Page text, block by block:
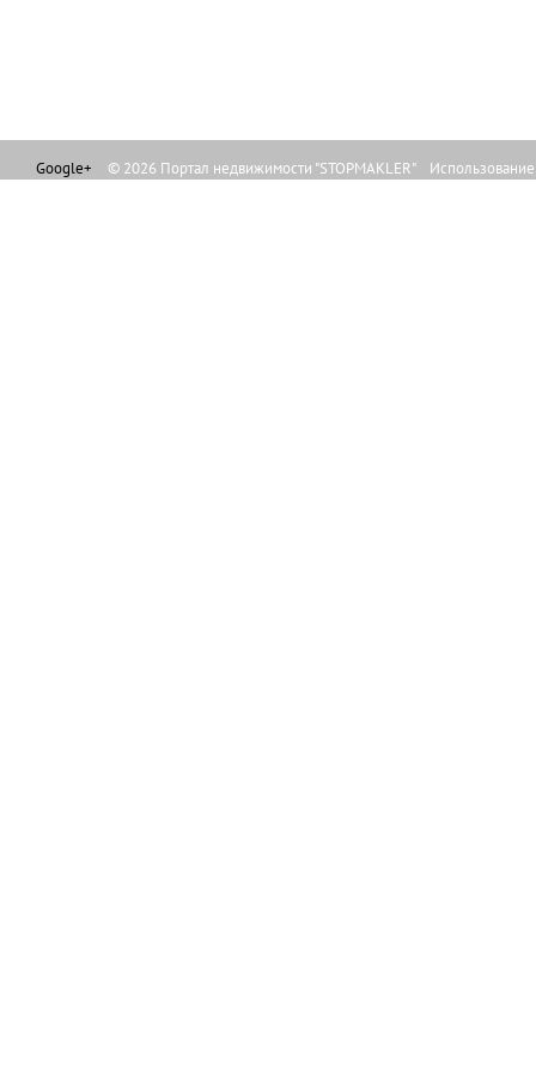
Google+ © 2026 Портал недвижимости "STOPMAKLER"